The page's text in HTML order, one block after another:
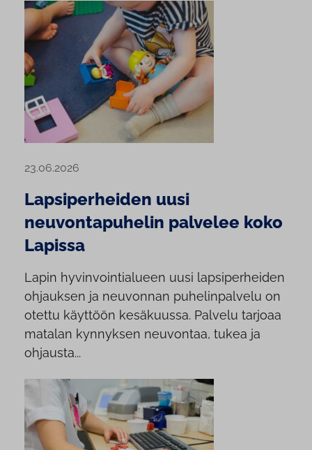
23.06.2026
Lapsiperheiden uusi
neuvontapuhelin palvelee koko
Lapissa
Lapin hyvinvointialueen uusi lapsiperheiden
ohjauksen ja neuvonnan puhelinpalvelu on
otettu käyttöön kesäkuussa. Palvelu tarjoaa
matalan kynnyksen neuvontaa, tukea ja
ohjausta...